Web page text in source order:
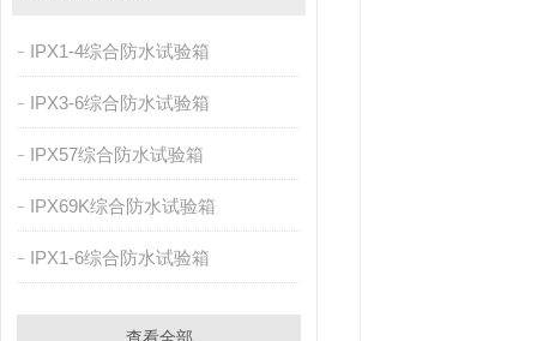
IPX1-4综合防水试验箱
IPX3-6综合防水试验箱
IPX57综合防水试验箱
IPX69K综合防水试验箱
IPX1-6综合防水试验箱